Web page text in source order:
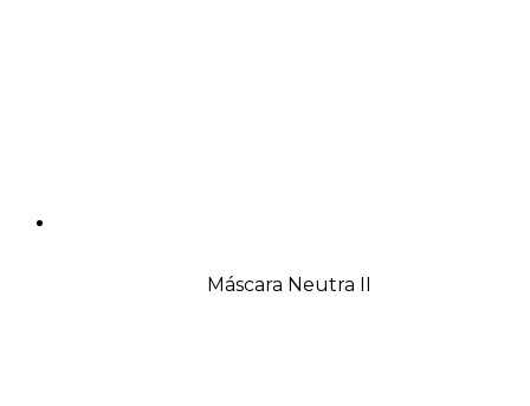
Máscara Neutra II